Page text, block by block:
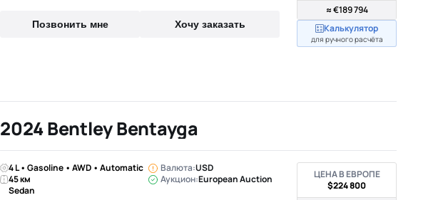
Позвонить мне Хочу заказать
≈ €189 794
Калькулятор
для ручного расчёта
2024 Bentley Bentayga
4 L • Gasoline • AWD • Automatic
45 км
Sedan
Валюта:USD
Аукцион:European Auction
ЦЕНА В ЕВРОПЕ
$224 800